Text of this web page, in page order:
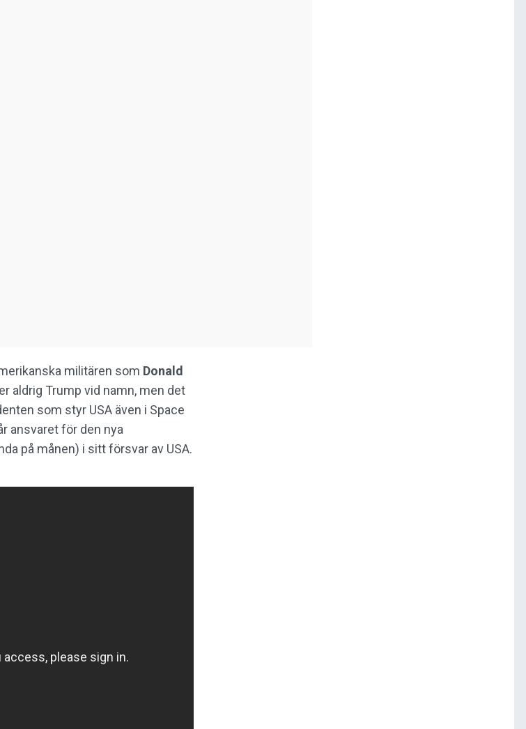
militären som Donald
aldrig Trump vid namn, men det
som styr USA även i Space
ansvaret för den nya
på månen) i sitt försvar av USA.